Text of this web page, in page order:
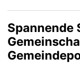
(mehr)
Spannende